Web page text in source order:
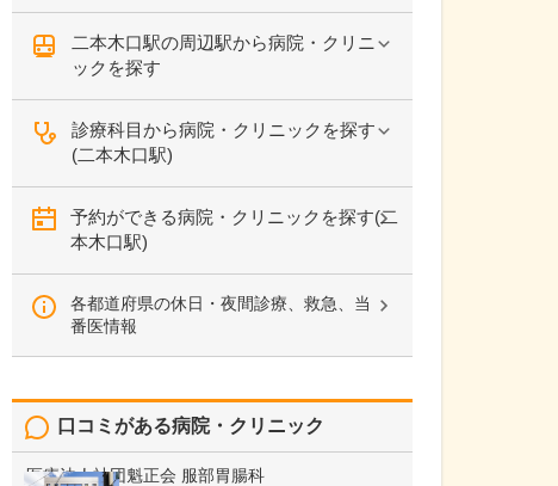
二本木口駅の周辺駅から病院・クリニ
ックを探す
診療科目から病院・クリニックを探す
(二本木口駅)
予約ができる病院・クリニックを探す(二
本木口駅)
各都道府県の休日・夜間診療、救急、当
番医情報
口コミがある病院・クリニック
医療法人社団魁正会 服部胃腸科